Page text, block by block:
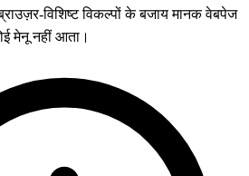
विशिष्ट विकल्पों के बजाय मानक वेबपेज
मेनू नहीं आता।